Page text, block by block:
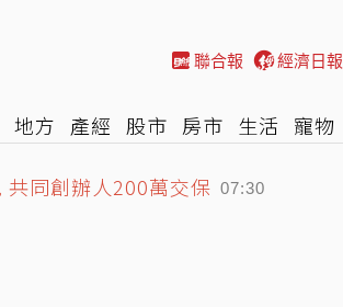
聯合報 經濟日報
地方 產經 股市 房市 生活 寵物